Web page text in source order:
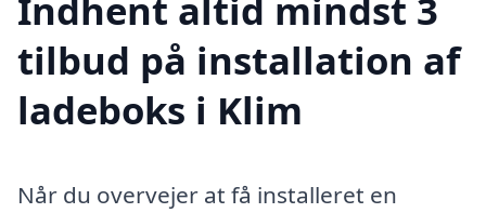
Indhent altid mindst 3
tilbud på installation af
ladeboks i Klim
Når du overvejer at få installeret en